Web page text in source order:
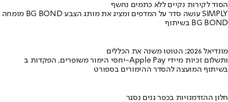
הסוד לקירות נקיים ללא כתמים נחשף
מומחה BG BOND עושה סדר על המדפים ומציג את מותג הצבע SIMPLY
בשיתוף BG BOND
מונדיאל 2026: הטוטו משנה את הכללים
יחסי הימור משופרים, הפקדות ב-Apple Pay ותשלום זכיות מיידי
בשיתוף המועצה להסדר ההימורים בספורט
חלון ההזדמנויות בכפר גנים נסגר